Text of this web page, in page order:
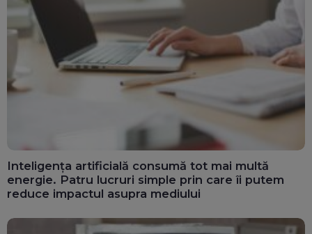
Inteligența artificială consumă tot mai multă
energie. Patru lucruri simple prin care îi putem
reduce impactul asupra mediului